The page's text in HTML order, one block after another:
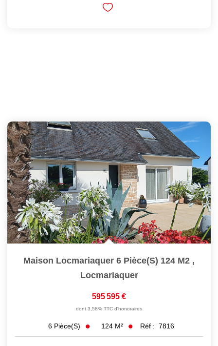
Maison Locmariaquer 6 Pièce(s) 124 M2 ,
Locmariaquer
595 595 €
dont 3,58% TTC d'honoraires
6 Pièce(s) 124 M² Réf : 7816